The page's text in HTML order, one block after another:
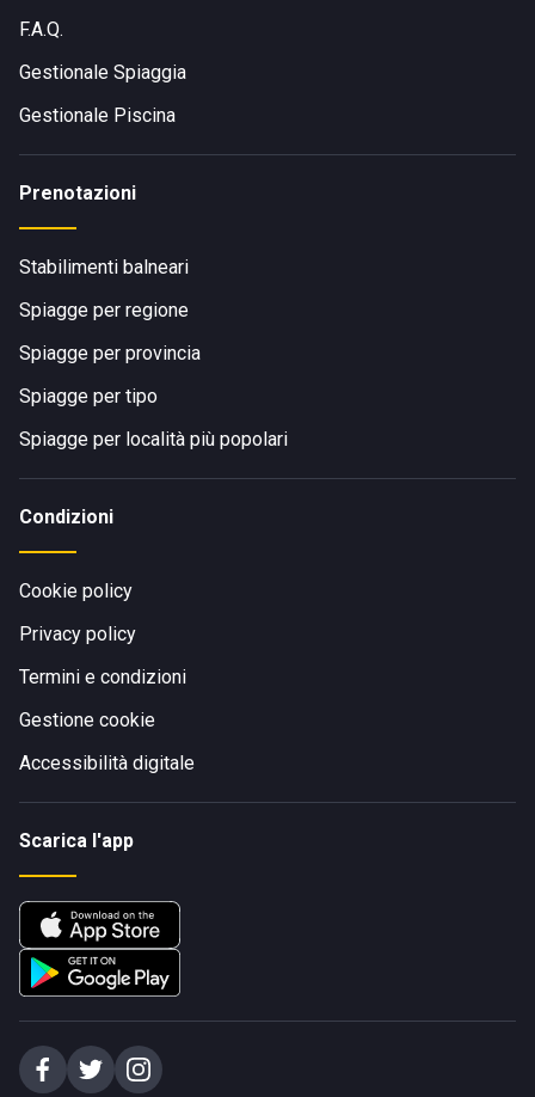
F.A.Q.
Gestionale Spiaggia
Gestionale Piscina
Prenotazioni
Stabilimenti balneari
Spiagge per regione
Spiagge per provincia
Spiagge per tipo
Spiagge per località più popolari
Condizioni
Cookie policy
Privacy policy
Termini e condizioni
Gestione cookie
Accessibilità digitale
Scarica l'app